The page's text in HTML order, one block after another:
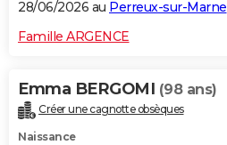
28/06/2026 au Perreux-sur-Marne
Famille ARGENCE
Emma BERGOMI (98 ans)
Créer une cagnotte obsèques
Naissance